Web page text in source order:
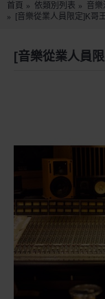
首頁 依類別列表
音樂
[音樂從業人員限定]K哥
[音樂從業人員